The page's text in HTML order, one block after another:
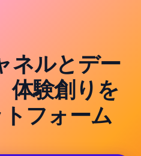
ネルとデー
体験創りを
トフォーム